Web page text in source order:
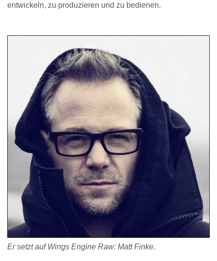
entwickeln, zu produzieren und zu bedienen.
Er setzt auf Wings Engine Raw: Matt Finke.